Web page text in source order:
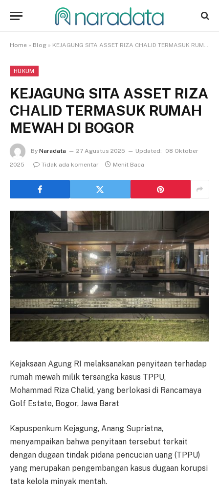
Home » Blog » KEJAGUNG SITA ASSET RIZA CHALID TERMASUK RUMAH MEWAH DI BOGOR
HUKUM
KEJAGUNG SITA ASSET RIZA
CHALID TERMASUK RUMAH
MEWAH DI BOGOR
By Naradata 27 Agustus 2025 Updated:
08 Oktober
2025
Tidak ada komentar Menit Baca
Kejaksaan Agung RI melaksanakan penyitaan terhadap
rumah mewah milik tersangka kasus TPPU,
Mohammad Riza Chalid, yang berlokasi di Rancamaya
Golf Estate, Bogor, Jawa Barat
Kapuspenkum Kejagung, Anang Supriatna,
menyampaikan bahwa penyitaan tersebut terkait
dengan dugaan tindak pidana pencucian uang (TPPU)
yang merupakan pengembangan kasus dugaan korupsi
tata kelola minyak mentah.